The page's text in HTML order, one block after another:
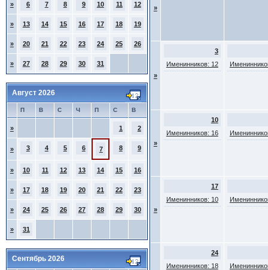
» 6 7 8 9 10 11 12
» 13 14 15 16 17 18 19
» 20 21 22 23 24 25 26
» 27 28 29 30 31
Август 2026
П В С Ч П С В
» 1 2
» 3 4 5 6 7 8 9
» 10 11 12 13 14 15 16
» 17 18 19 20 21 22 23
» 24 25 26 27 28 29 30
» 31
Сентябрь 2026
»
»
3
Именинников: 12
»
10
Именинников: 16
»
17
Именинников: 10
24
Именинников: 18